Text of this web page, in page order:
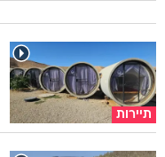
תיירות